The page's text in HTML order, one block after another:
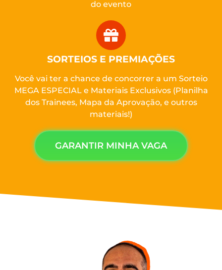
do evento
SORTEIOS E PREMIAÇÕES
Você vai ter a chance de concorrer a um Sorteio
MEGA ESPECIAL e Materiais Exclusivos (Planilha
dos Trainees, Mapa da Aprovação, e outros
materiais!)
GARANTIR MINHA VAGA